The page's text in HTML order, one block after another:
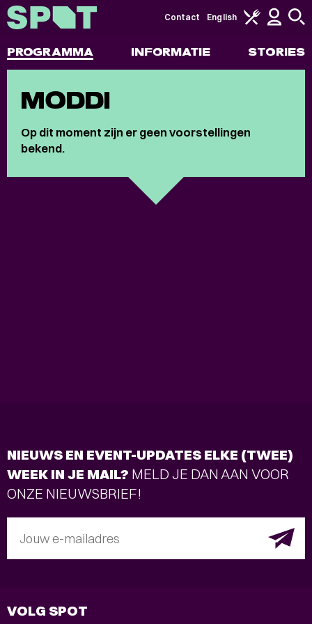
PROGRAMMA INFORMATIE STORIES
Contact English
MODDI
Op dit moment zijn er geen voorstellingen
bekend.
NIEUWS EN EVENT-UPDATES ELKE (TWEE)
WEEK IN JE MAIL? MELD JE DAN AAN VOOR
ONZE NIEUWSBRIEF!
Jouw e-mailadres
VOLG SPOT